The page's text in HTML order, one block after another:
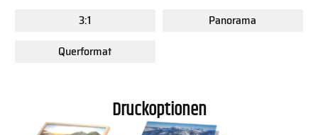
3:1
Panorama
Querformat
Druckoptionen